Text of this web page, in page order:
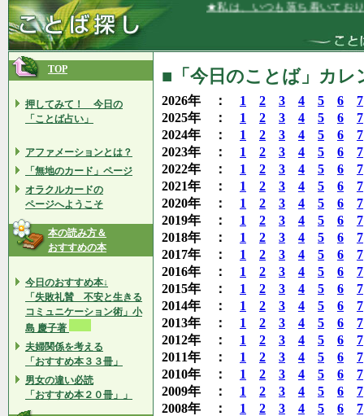
★私は、いつも落ち着いており、イ
TOP
押してみて！ 今日の
「ことば占い」
アファメーションとは？
「無地のカード」ページ
オラクルカードの
ページへようこそ
本の読み方＆
おすすめの本
今日のおすすめ本↓
「失敗礼賛 不安と生きる
コミュニケーション術」小
島 慶子著
夫婦関係を考える
「おすすめ本３３冊」
男女の違い必読
「おすすめ本２０冊」」
■「今日のことば」カ
2026年 ： 1 2 3 4 5 6
7
2025年 ： 1 2 3 4 5 6
7
2024年 ： 1 2 3 4 5 6
7
2023年 ： 1 2 3 4 5 6
7
2022年 ： 1 2 3 4 5 6
7
2021年 ： 1 2 3 4 5 6
7
2020年 ： 1 2 3 4 5 6
7
2019年 ： 1 2 3 4 5 6
7
2018年 ： 1 2 3 4 5 6
7
2017年 ： 1 2 3 4 5 6
7
2016年 ： 1 2 3 4 5 6
7
2015年 ： 1 2 3 4 5 6
7
2014年 ： 1 2 3 4 5 6
7
2013年 ： 1 2 3 4 5 6
7
2012年 ： 1 2 3 4 5 6
7
2011年 ： 1 2 3 4 5 6
7
2010年 ： 1 2 3 4 5 6
7
2009年 ： 1 2 3 4 5 6
7
2008年 ： 1 2 3 4 5 6
7